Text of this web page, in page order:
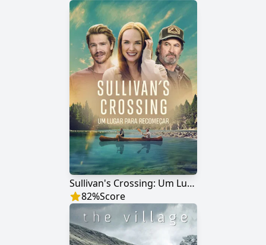
Sullivan's Crossing: Um Lugar para Recomeçar
82%Score